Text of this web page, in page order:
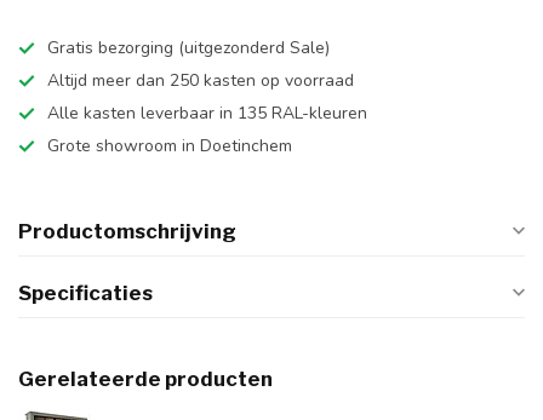
Gratis bezorging (uitgezonderd Sale)
Altijd meer dan 250 kasten op voorraad
Alle kasten leverbaar in 135 RAL-kleuren
Grote showroom in Doetinchem
Productomschrijving
Specificaties
Gerelateerde producten